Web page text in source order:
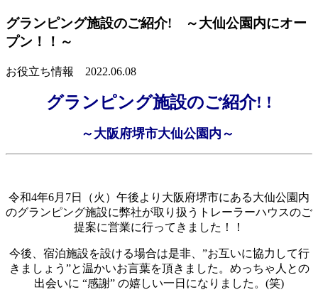
グランピング施設のご紹介! ～大仙公園内にオー
プン！！～
お役立ち情報 2022.06.08
グランピング施設のご紹介! !
～大阪府堺市大仙公園内～
令和4年6月7日（火）午後より大阪府堺市にある大仙公園内
のグランピング施設に弊社が取り扱うトレーラーハウスのご
提案に営業に行ってきました！！
今後、宿泊施設を設ける場合は是非、”お互いに協力して行
きましょう”と温かいお言葉を頂きました。めっちゃ人との
出会いに “感謝” の嬉しい一日になりました。(笑)